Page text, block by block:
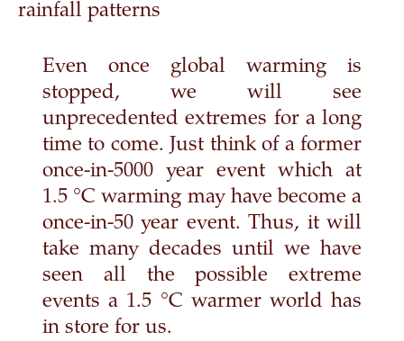
rainfall patterns
Even once global warming is
stopped, we will see
unprecedented extremes for a long
time to come. Just think of a former
once-in-5000 year event which at
1.5 °C warming may have become a
once-in-50 year event. Thus, it will
take many decades until we have
seen all the possible extreme
events a 1.5 °C warmer world has
in store for us.